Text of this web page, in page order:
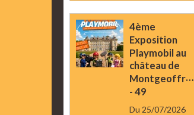
4ème
Exposition
Playmobil au
château de
Montgeoffroy
- 49
Du 25/07/2026